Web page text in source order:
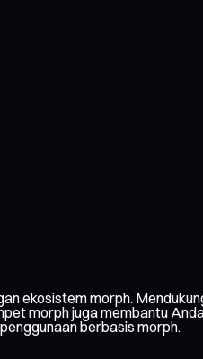
ekosistem morph.
morph juga membantu
berbasis morph.